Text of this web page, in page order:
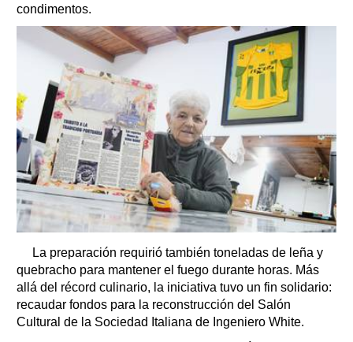
condimentos.
La preparación requirió también toneladas de leña y
quebracho para mantener el fuego durante horas. Más
allá del récord culinario, la iniciativa tuvo un fin solidario:
recaudar fondos para la reconstrucción del Salón
Cultural de la Sociedad Italiana de Ingeniero White.